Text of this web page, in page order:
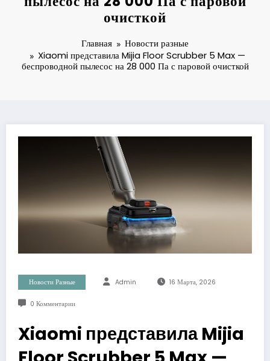
очисткой
Главная
Новости разные
Xiaomi представила Mijia Floor Scrubber 5 Max —
беспроводной пылесос на 28 000 Па с паровой очисткой
Новости Разные Admin 16 Марта, 2026
0 Комментарии
Xiaomi представила Mijia